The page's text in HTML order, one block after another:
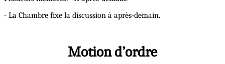
- La Chambre fixe la discussion à après-demain.
Motion d’ordre